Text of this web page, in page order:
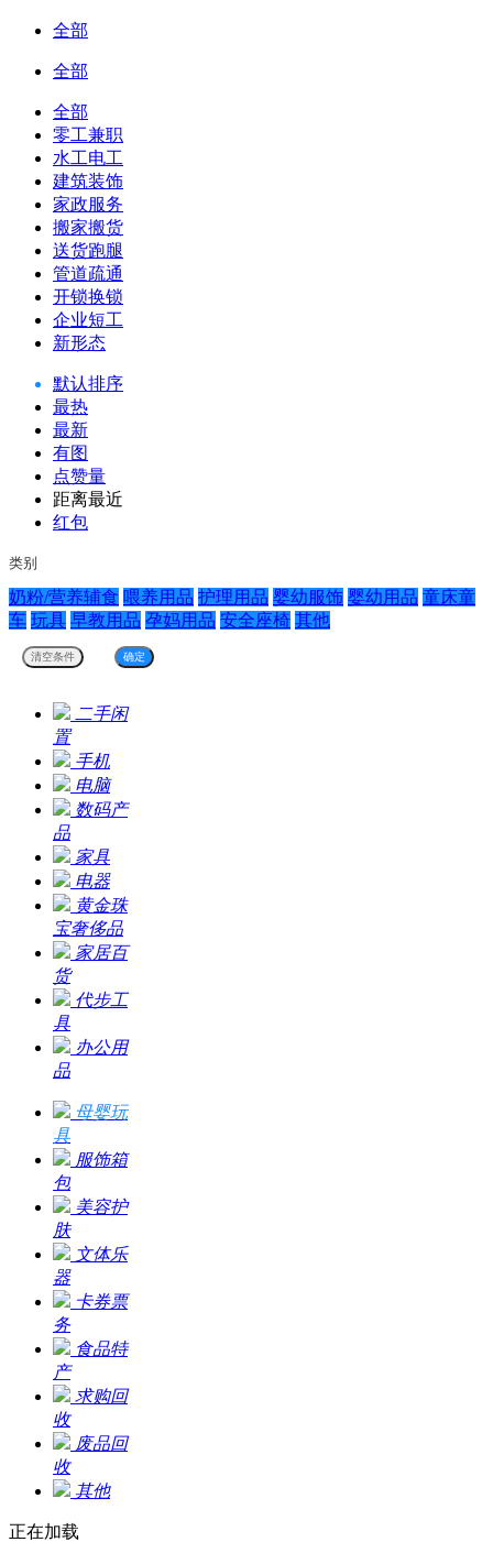
全部
全部
全部
零工兼职
水工电工
建筑装饰
家政服务
搬家搬货
送货跑腿
管道疏通
开锁换锁
企业短工
新形态
默认排序
最热
最新
有图
点赞量
距离最近
红包
类别
奶粉/营养辅食 喂养用品 护理用品 婴幼服饰 婴幼用品 童床童
车 玩具 早教用品 孕妈用品 安全座椅 其他
二手闲
置
手机
电脑
数码产
品
家具
电器
黄金珠
宝奢侈品
家居百
货
代步工
具
办公用
品
母婴玩
具
服饰箱
包
美容护
肤
文体乐
器
卡券票
务
食品特
产
求购回
收
废品回
收
其他
正在加载